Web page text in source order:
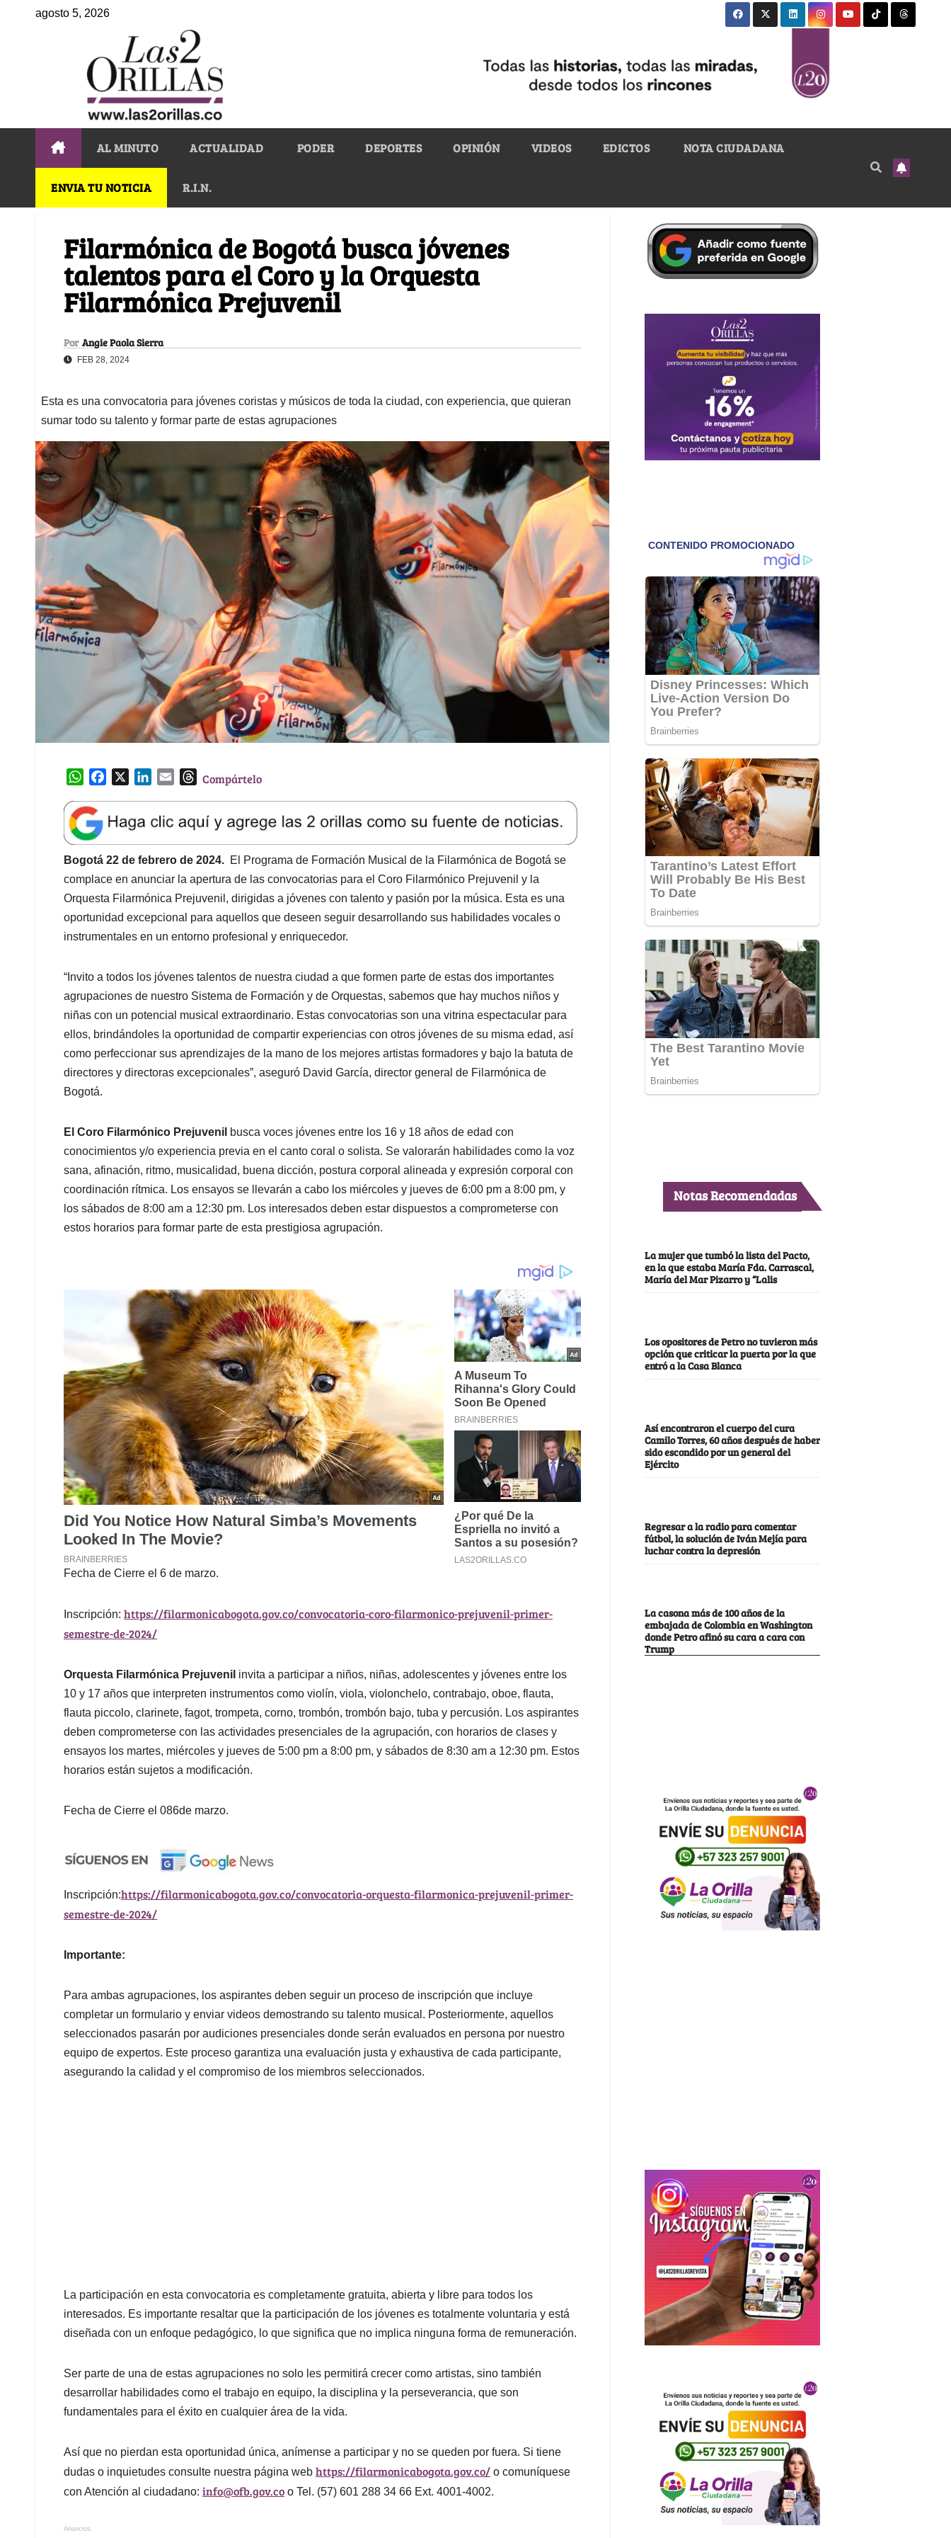
agosto 5, 2026
AL MINUTO ACTUALIDAD PODER DEPORTES OPINIÓN VIDEOS EDICTOS NOTA CIUDADANA
ENVIA TU NOTICIA R.I.N.
Filarmónica de Bogotá busca jóvenes
talentos para el Coro y la Orquesta
Filarmónica Prejuvenil
Por Angie Paola Sierra
FEB 28, 2024
Esta es una convocatoria para jóvenes coristas y músicos de toda la ciudad, con experiencia, que quieran
sumar todo su talento y formar parte de estas agrupaciones
W
a
t
s
A
p
p
e
b
o
o
k
k
e
d
I
n
l
T
e
a
d
s
Compártelo
Bogotá 22 de febrero de 2024. El Programa de Formación Musical de la Filarmónica de Bogotá se
complace en anunciar la apertura de las convocatorias para el Coro Filarmónico Prejuvenil y la
Orquesta Filarmónica Prejuvenil, dirigidas a jóvenes con talento y pasión por la música. Esta es una
oportunidad excepcional para aquellos que deseen seguir desarrollando sus habilidades vocales o
instrumentales en un entorno profesional y enriquecedor.
“Invito a todos los jóvenes talentos de nuestra ciudad a que formen parte de estas dos importantes
agrupaciones de nuestro Sistema de Formación y de Orquestas, sabemos que hay muchos niños y
niñas con un potencial musical extraordinario. Estas convocatorias son una vitrina espectacular para
ellos, brindándoles la oportunidad de compartir experiencias con otros jóvenes de su misma edad, así
como perfeccionar sus aprendizajes de la mano de los mejores artistas formadores y bajo la batuta de
directores y directoras excepcionales”, aseguró David García, director general de Filarmónica de
Bogotá.
El Coro Filarmónico Prejuvenil busca voces jóvenes entre los 16 y 18 años de edad con
conocimientos y/o experiencia previa en el canto coral o solista. Se valorarán habilidades como la voz
sana, afinación, ritmo, musicalidad, buena dicción, postura corporal alineada y expresión corporal con
coordinación rítmica. Los ensayos se llevarán a cabo los miércoles y jueves de 6:00 pm a 8:00 pm, y
los sábados de 8:00 am a 12:30 pm. Los interesados deben estar dispuestos a comprometerse con
estos horarios para formar parte de esta prestigiosa agrupación.
Fecha de Cierre el 6 de marzo.
Inscripción: https://filarmonicabogota.gov.co/convocatoria-coro-filarmonico-prejuvenil-primer-
semestre-de-2024/
Orquesta Filarmónica Prejuvenil invita a participar a niños, niñas, adolescentes y jóvenes entre los
10 y 17 años que interpreten instrumentos como violín, viola, violonchelo, contrabajo, oboe, flauta,
flauta piccolo, clarinete, fagot, trompeta, corno, trombón, trombón bajo, tuba y percusión. Los aspirantes
deben comprometerse con las actividades presenciales de la agrupación, con horarios de clases y
ensayos los martes, miércoles y jueves de 5:00 pm a 8:00 pm, y sábados de 8:30 am a 12:30 pm. Estos
horarios están sujetos a modificación.
Fecha de Cierre el 086de marzo.
Inscripción:https://filarmonicabogota.gov.co/convocatoria-orquesta-filarmonica-prejuvenil-primer-
semestre-de-2024/
Importante:
Para ambas agrupaciones, los aspirantes deben seguir un proceso de inscripción que incluye
completar un formulario y enviar videos demostrando su talento musical. Posteriormente, aquellos
seleccionados pasarán por audiciones presenciales donde serán evaluados en persona por nuestro
equipo de expertos. Este proceso garantiza una evaluación justa y exhaustiva de cada participante,
asegurando la calidad y el compromiso de los miembros seleccionados.
La participación en esta convocatoria es completamente gratuita, abierta y libre para todos los
interesados. Es importante resaltar que la participación de los jóvenes es totalmente voluntaria y está
diseñada con un enfoque pedagógico, lo que significa que no implica ninguna forma de remuneración.
Ser parte de una de estas agrupaciones no solo les permitirá crecer como artistas, sino también
desarrollar habilidades como el trabajo en equipo, la disciplina y la perseverancia, que son
fundamentales para el éxito en cualquier área de la vida.
Así que no pierdan esta oportunidad única, anímense a participar y no se queden por fuera. Si tiene
dudas o inquietudes consulte nuestra página web https://filarmonicabogota.gov.co/ o comuníquese
con Atención al ciudadano: info@ofb.gov.co o Tel. (57) 601 288 34 66 Ext. 4001-4002.
Anuncios.
Notas Recomendadas
La mujer que tumbó la lista del Pacto,
en la que estaba María Fda. Carrascal,
María del Mar Pizarro y “Lalis
Los opositores de Petro no tuvieron más
opción que criticar la puerta por la que
entró a la Casa Blanca
Así encontraron el cuerpo del cura
Camilo Torres, 60 años después de haber
sido escondido por un general del
Ejército
Regresar a la radio para comentar
fútbol, la solución de Iván Mejía para
luchar contra la depresión
La casona más de 100 años de la
embajada de Colombia en Washington
donde Petro afinó su cara a cara con
Trump